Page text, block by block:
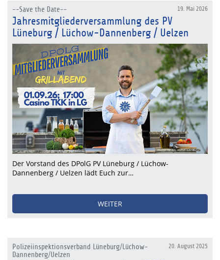
19. Mai 2026
--Save the Date--
Jahresmitgliederversammlung des PV
Lüneburg / Lüchow-Dannenberg / Uelzen
Der Vorstand des DPolG PV Lüneburg / Lüchow-
Dannenberg / Uelzen lädt Euch zur…
WEITER
20. August 2025
Polizeiinspektionsverband Lüneburg/Lüchow-
Dannenberg/Uelzen